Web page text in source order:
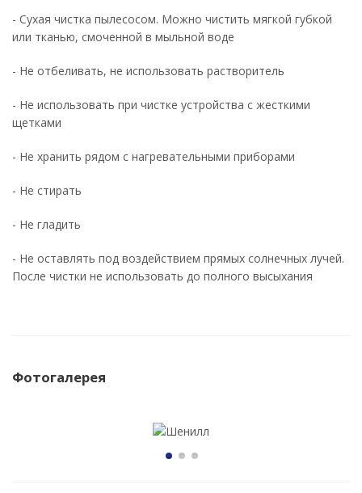
- Сухая чистка пылесосом. Можно чистить мягкой губкой
или тканью, смоченной в мыльной воде
- Не отбеливать, не использовать растворитель
- Не использовать при чистке устройства с жесткими
щетками
- Не хранить рядом с нагревательными приборами
- Не стирать
- Не гладить
- Не оставлять под воздействием прямых солнечных лучей.
После чистки не использовать до полного высыхания
Фотогалерея